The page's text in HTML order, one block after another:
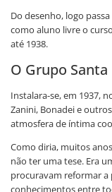
Do desenho, logo
como aluno livre o
até 1938.
O Grupo Santa
Instalara-se, em 1937,
Zanini, Bonadei e
atmosfera de íntima
Como diria, muitos
não ter uma tese. Era
procuravam reformar a